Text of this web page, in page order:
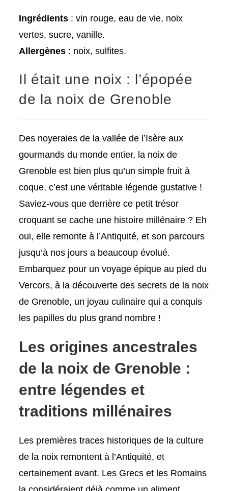
Ingrédients : vin rouge, eau de vie, noix
vertes, sucre, vanille.
Allergènes : noix, sulfites.
Il était une noix : l’épopée
de la noix de Grenoble
Des noyeraies de la vallée de l’Isère aux
gourmands du monde entier, la noix de
Grenoble est bien plus qu’un simple fruit à
coque, c’est une véritable légende gustative !
Saviez-vous que derrière ce petit trésor
croquant se cache une histoire millénaire ? Eh
oui, elle remonte à l’Antiquité, et son parcours
jusqu’à nos jours a beaucoup évolué.
Embarquez pour un voyage épique au pied du
Vercors, à la découverte des secrets de la noix
de Grenoble, un joyau culinaire qui a conquis
les papilles du plus grand nombre !
Les origines ancestrales
de la noix de Grenoble :
entre légendes et
traditions millénaires
Les premières traces historiques de la culture
de la noix remontent à l’Antiquité, et
certainement avant. Les Grecs et les Romains